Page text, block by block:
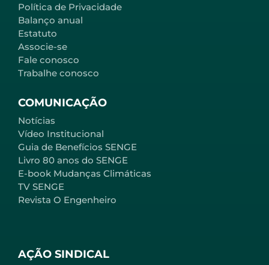
AÇÃO SINDICAL
Política de Privacidade
Balanço anual
Estatuto
Associe-se
Fale conosco
Trabalhe conosco
COMUNICAÇÃO
Notícias
Vídeo Institucional
Guia de Benefícios SENGE
Livro 80 anos do SENGE
E-book Mudanças Climáticas
TV SENGE
Revista O Engenheiro